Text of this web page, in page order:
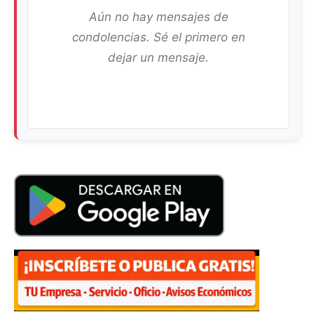
Aún no hay mensajes de
condolencias. Sé el primero en
dejar un mensaje.